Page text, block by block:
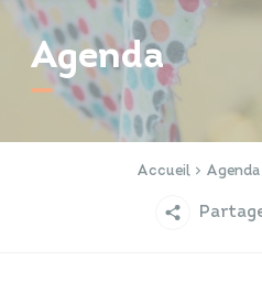
Agenda
Accueil Agenda
Papiers d'identité